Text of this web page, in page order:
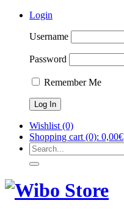
Login
Username
Password
Remember Me
Wishlist (0)
Shopping cart (0): 0,00€